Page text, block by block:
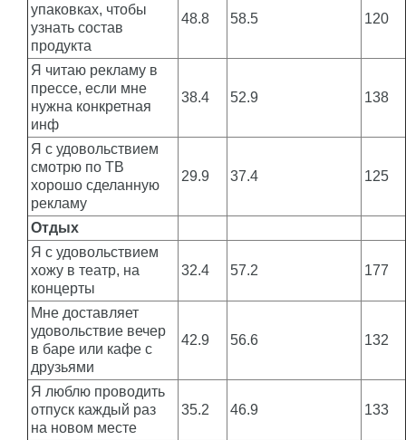
упаковках, чтобы
узнать состав
продукта
48.8 58.5 120
Я читаю рекламу в
прессе, если мне
нужна конкретная
инф
38.4 52.9 138
Я с удовольствием
смотрю по ТВ
хорошо сделанную
рекламу
29.9 37.4 125
Отдых
Я с удовольствием
хожу в театр, на
концерты
32.4 57.2 177
Мне доставляет
удовольствие вечер
в баре или кафе с
друзьями
42.9 56.6 132
Я люблю проводить
отпуск каждый раз
на новом месте
35.2 46.9 133